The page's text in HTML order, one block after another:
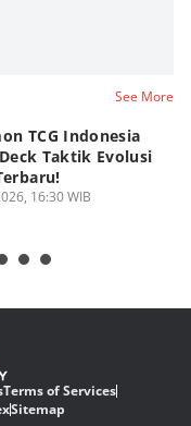
See More
TCG Indonesia
Taktik Evolusi
16:30 WIB
Terms of Services
Sitemap